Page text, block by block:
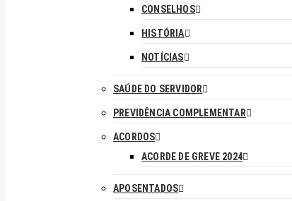
CONSELHOS
HISTÓRIA
NOTÍCIAS
SAÚDE DO SERVIDOR
PREVIDÊNCIA COMPLEMENTAR
ACORDOS
ACORDE DE GREVE 2024
APOSENTADOS